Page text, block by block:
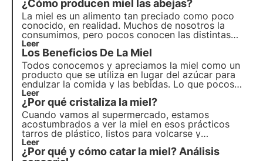
¿Cómo producen miel las abejas?
La miel es un alimento tan preciado como poco
conocido, en realidad. Muchos de nosotros la
consumimos, pero pocos conocen las distintas
etapas del viaje que llevó el hermoso tarro lleno de
esta dulce sustancia hasta nuestra mesa.
Leer
Los Beneficios De La Miel
Todos conocemos y apreciamos la miel como un
producto que se utiliza en lugar del azúcar para
endulzar la comida y las bebidas. Lo que pocos
hemos hecho, es pensar en las propiedades que
hacen que este alimento sea tan especial y no sólo
un buen sustituto del azúcar. ¿Cuáles son los
beneficios?
Leer
¿Por qué cristaliza la miel?
Cuando vamos al supermercado, estamos
acostumbrados a ver la miel en esos prácticos
tarros de plástico, listos para volcarse y
permitirnos endulzar fácilmente bebidas y demás.
Será casi imposible encontrar una miel sólida y
Leer
¿Por qué y cómo catar la miel? Análisis